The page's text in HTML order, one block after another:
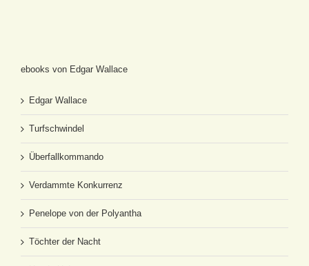
ebooks von Edgar Wallace
Edgar Wallace
Turfschwindel
Überfallkommando
Verdammte Konkurrenz
Penelope von der Polyantha
Töchter der Nacht